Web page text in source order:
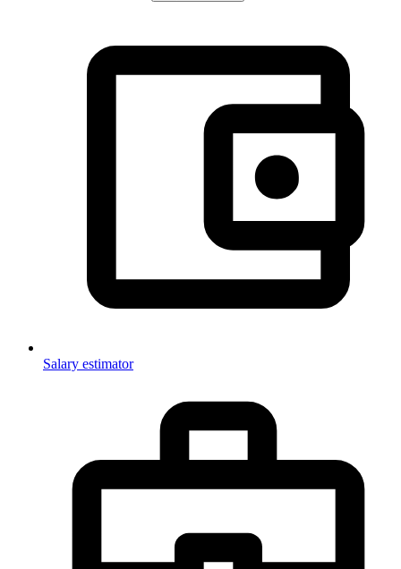
Salary estimator